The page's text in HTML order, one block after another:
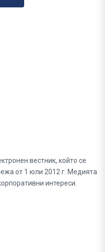
вестник, който се
от 1 юли 2012 г. Медията
интереси.